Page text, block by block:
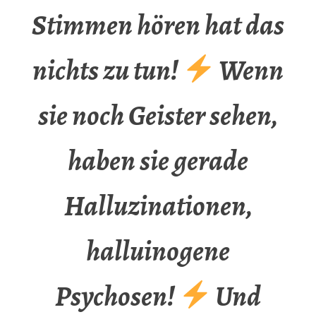
Stimmen hören hat das
nichts zu tun!
Wenn
sie noch Geister sehen,
haben sie gerade
Halluzinationen,
halluinogene
Psychosen!
Und